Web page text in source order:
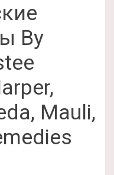
By
Mauli,